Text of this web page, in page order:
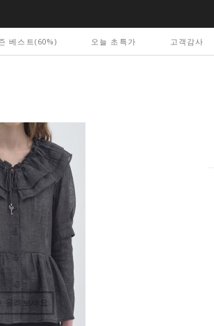
베스트(60%) 오늘 초특가 고객감사
올려보세요